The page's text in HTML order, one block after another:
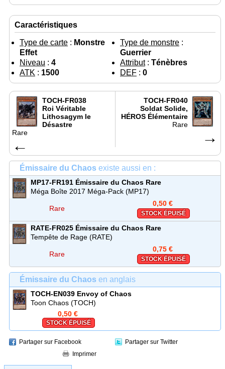
Caractéristiques
Type de carte : Monstre
Effet
Type de monstre :
Guerrier
Niveau : 4 Attribut: Ténèbres
ATK : 1500 DEF : 0
TOCH-FR038
Roi Véritable
Lithosagym le
Désastre
Rare
←
TOCH-FR040
Soldat Solide,
HÉROS Élémentaire
Rare
→
Émissaire du Chaos existe aussi en :
MP17-FR191 Émissaire du Chaos Rare
Méga Boîte 2017 Méga-Pack (MP17)
Rare
0,50 €
STOCK ÉPUISÉ
RATE-FR025 Émissaire du Chaos Rare
Tempête de Rage (RATE)
Rare
0,75 €
STOCK ÉPUISÉ
Émissaire du Chaos en anglais
TOCH-EN039 Envoy of Chaos
Toon Chaos (TOCH)
0,50 €
STOCK ÉPUISÉ
Partager sur Facebook
Partager sur Twitter
Imprimer